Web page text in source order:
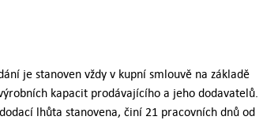
je stanoven vždy v kupní smlouvě na základě
kapacit prodávajícího a jeho dodavatelů.
lhůta stanovena, činí 21 pracovních dnů od